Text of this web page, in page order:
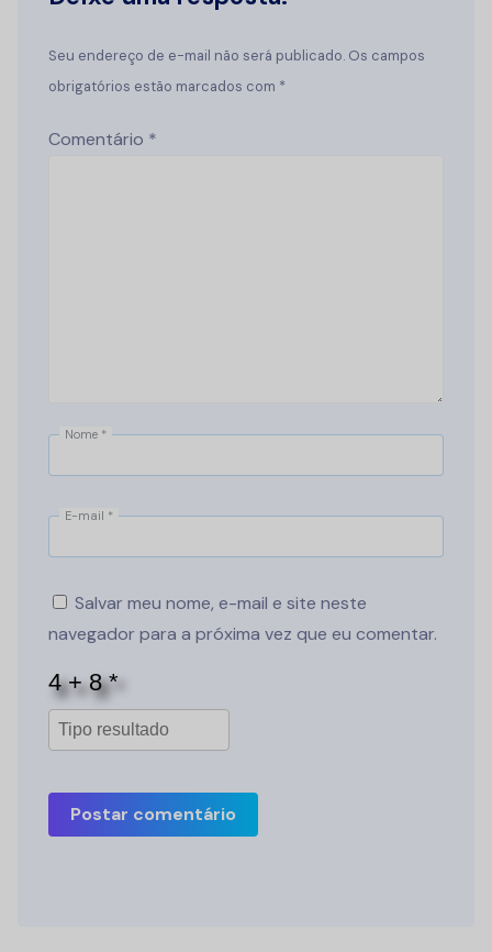
Seu endereço de e-mail não será publicado. Os campos
obrigatórios estão marcados com *
Comentário *
Nome *
E-mail *
Salvar meu nome, e-mail e site neste
navegador para a próxima vez que eu comentar.
Postar comentário